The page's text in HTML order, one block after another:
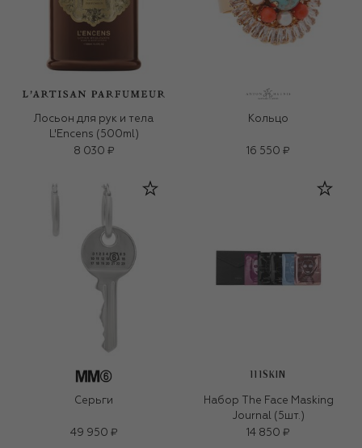
Лосьон для рук и тела
L'Encens (500ml)
8 030 ₽
Кольцо
16 550 ₽
Серьги
49 950 ₽
111SKIN
Набор The Face Masking
Journal (5шт.)
14 850 ₽